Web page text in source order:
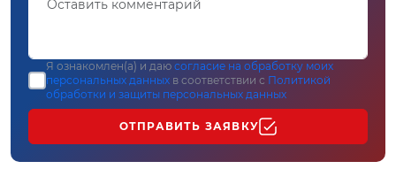
Я ознакомлен(а) и даю согласие на обработку моих
персональных данных в соответствии с Политикой
обработки и защиты персональных данных
ОТПРАВИТЬ ЗАЯВКУ